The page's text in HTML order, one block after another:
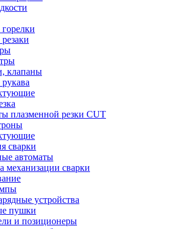
клапаны
плазменной резки CUT
сварки
автоматы
механизации сварки
устройства
пушки
и позиционеры